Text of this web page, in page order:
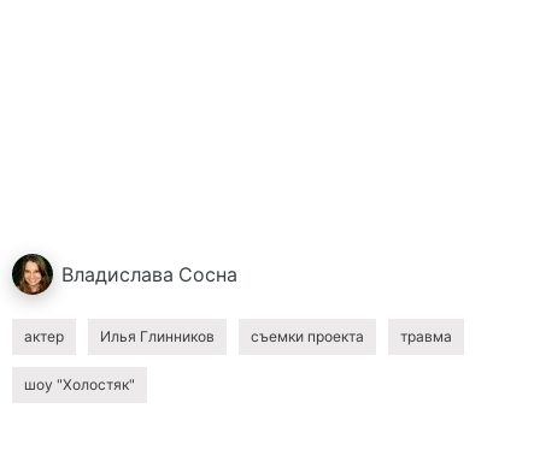
Владислава Сосна
актер Илья Глинников съемки проекта травма
шоу "Холостяк"